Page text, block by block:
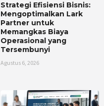
Strategi Efisiensi Bisnis:
Mengoptimalkan Lark
Partner untuk
Memangkas Biaya
Operasional yang
Tersembunyi
Agustus 6, 2026